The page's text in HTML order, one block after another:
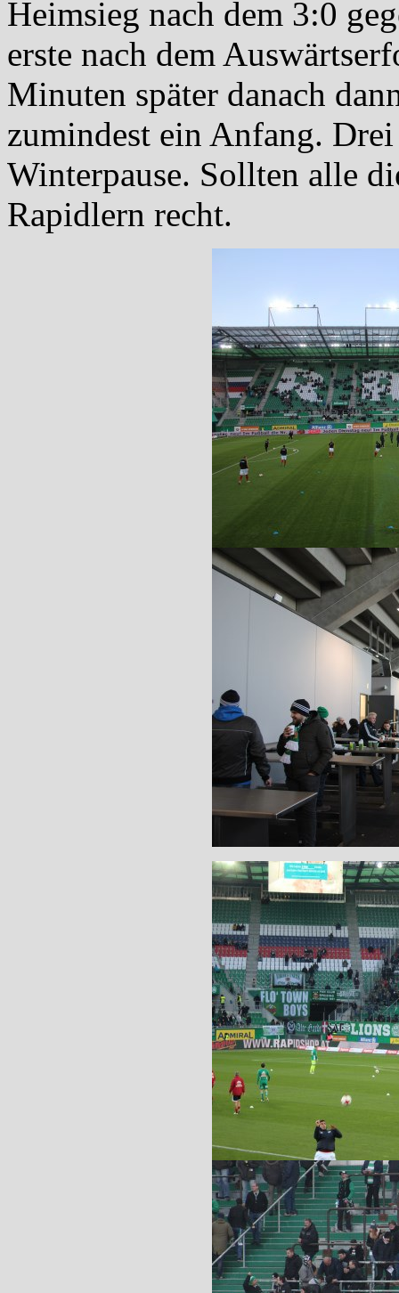
Heimsieg nach dem 3:0
erste nach dem
Minuten später danach
zumindest ein Anfang.
Winterpause. Sollten alle
Rapidlern recht.